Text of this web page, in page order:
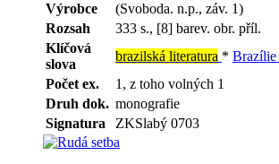
Výrobce
(Svoboda. n.p., záv. 1)
Rozsah
333 s., [8] barev. obr. příl.
Klíčová
slova
brazilská literatura * Brazílie
Počet ex.
1, z toho volných 1
Druh dok. monografie
Signatura
ZKSlabý 0703